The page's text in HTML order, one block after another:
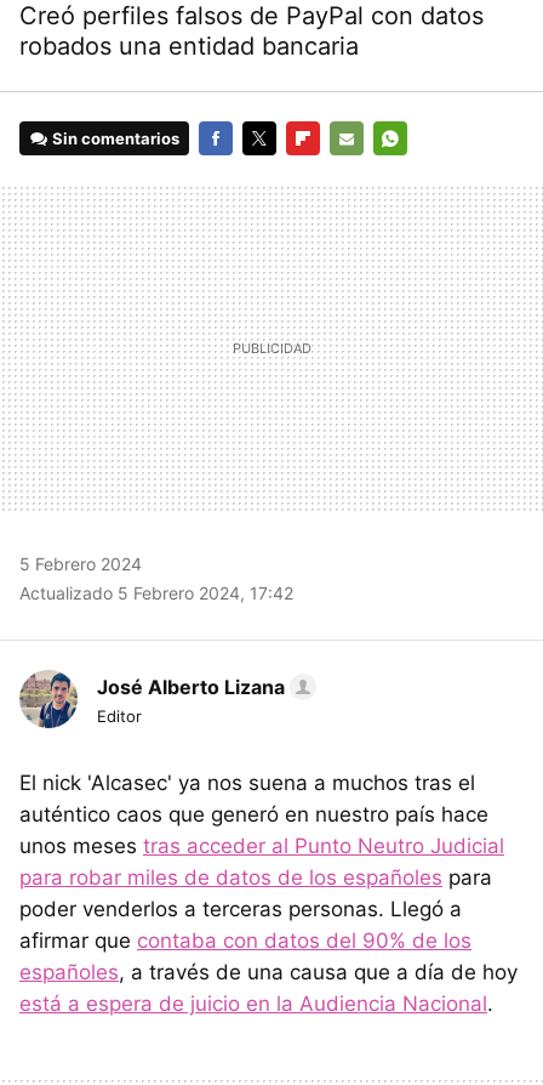
Creó perfiles falsos de PayPal con datos
robados una entidad bancaria
Sin comentarios
MAIL
5 Febrero 2024
Actualizado 5 Febrero 2024, 17:42
José Alberto Lizana
Editor
El nick 'Alcasec' ya nos suena a muchos tras el
auténtico caos que generó en nuestro país hace
unos meses tras acceder al Punto Neutro Judicial
para robar miles de datos de los españoles para
poder venderlos a terceras personas. Llegó a
afirmar que contaba con datos del 90% de los
españoles, a través de una causa que a día de hoy
está a espera de juicio en la Audiencia Nacional.